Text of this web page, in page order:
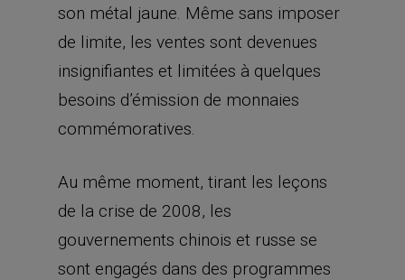
son métal jaune. Même sans imposer
de limite, les ventes sont devenues
insignifiantes et limitées à quelques
besoins d’émission de monnaies
commémoratives.
Au même moment, tirant les leçons
de la crise de 2008, les
gouvernements chinois et russe se
sont engagés dans des programmes